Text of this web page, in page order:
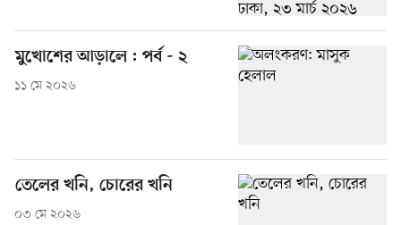
মুখোশের আড়ালে : পর্ব - ২
১১ মে ২০২৬
তেলের খনি, চোরের খনি
০৩ মে ২০২৬